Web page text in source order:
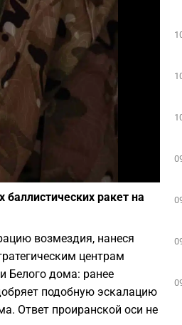
баллистических ракет на
возмездия, нанеся
центрам
Белого дома: ранее
подобную эскалацию
Ответ проиранской оси не